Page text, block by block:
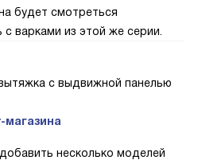
будет смотреться
варками из этой же серии.
с выдвижной панелью
магазина
несколько моделей